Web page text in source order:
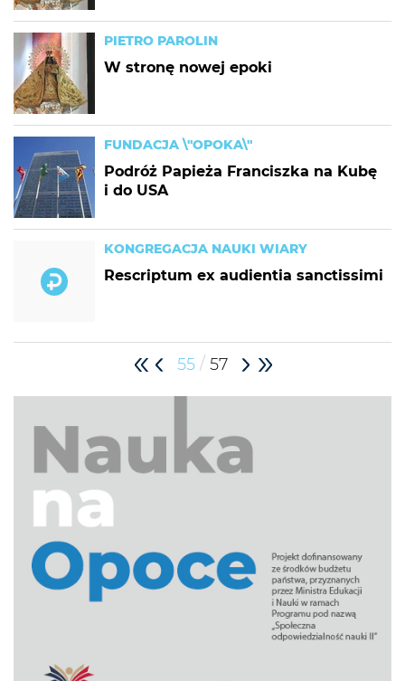
PIETRO PAROLIN
W stronę nowej epoki
FUNDACJA \"OPOKA\"
Podróż Papieża Franciszka na Kubę
i do USA
KONGREGACJA NAUKI WIARY
Rescriptum ex audientia sanctissimi
55 / 57